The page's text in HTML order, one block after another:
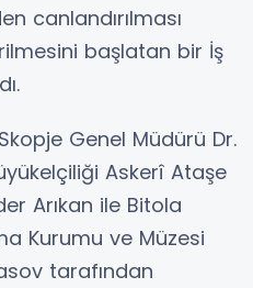
canlandırılması
başlatan bir İş
Genel Müdürü Dr.
Askerî Ataşe
Arıkan ile Bitola
Kurumu ve Müzesi
tarafından